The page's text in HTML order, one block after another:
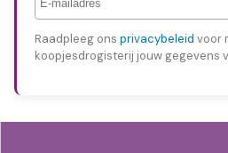
Raadpleeg ons privacybeleid voor
koopjesdrogisterij jouw gegevens